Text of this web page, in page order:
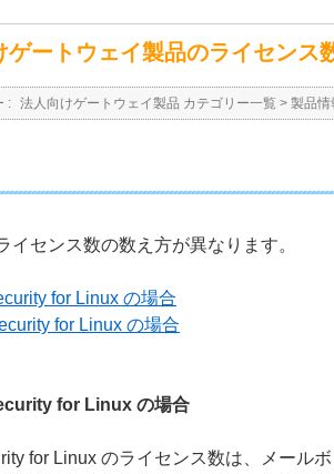
ゲートウェイ製品のライセンス
: 法人向けゲートウェイ製品 カテゴリー一覧 > 製品情
イセンス数の数え方が異なります。
for Linux の場合
for Linux の場合
for Linux の場合
for Linux のライセンス数は、メール